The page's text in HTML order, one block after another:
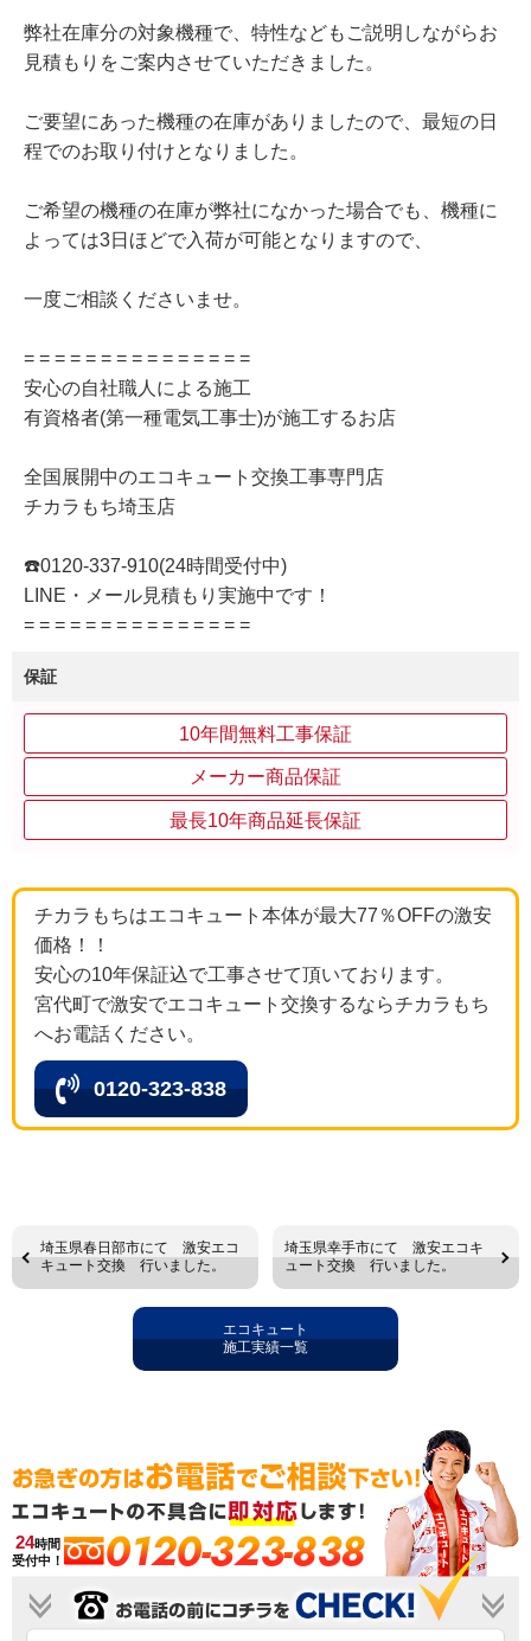
弊社在庫分の対象機種で、特性などもご説明しながらお
見積もりをご案内させていただきました。
ご要望にあった機種の在庫がありましたので、最短の日
程でのお取り付けとなりました。
ご希望の機種の在庫が弊社になかった場合でも、機種に
よっては3日ほどで入荷が可能となりますので、
一度ご相談くださいませ。
= = = = = = = = = = = = = = =
安心の自社職人による施工
有資格者(第一種電気工事士)が施工するお店
全国展開中のエコキュート交換工事専門店
チカラもち埼玉店
☎️0120-337-910(24時間受付中)
LINE・メール見積もり実施中です！
= = = = = = = = = = = = = = =
保証
10年間無料工事保証
メーカー商品保証
最長10年商品延長保証
チカラもちはエコキュート本体が最大77％OFFの激安
価格！！
安心の10年保証込で工事させて頂いております。
宮代町で激安でエコキュート交換するならチカラもち
へお電話ください。
0120-323-838
埼玉県春日部市にて 激安エコ
キュート交換 行いました。
埼玉県幸手市にて 激安エコキ
ュート交換 行いました。
エコキュート
施工実績一覧
24時間
受付中！
0120-323-838